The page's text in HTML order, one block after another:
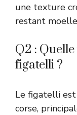
une texture
restant
Q2 :
figatelli ?
Le figatelli
corse,